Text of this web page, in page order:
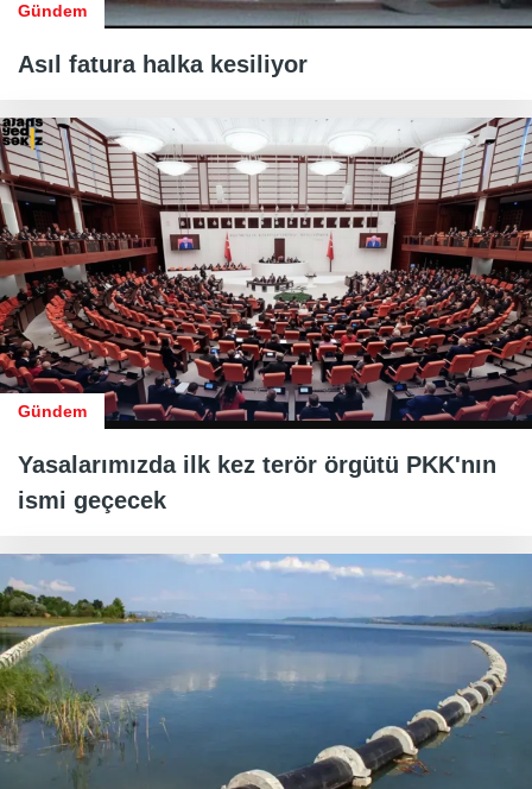
Gündem
Asıl fatura halka kesiliyor
Gündem
Yasalarımızda ilk kez terör örgütü PKK'nın
ismi geçecek